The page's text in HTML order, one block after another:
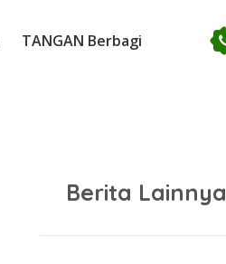
TANGAN Berbagi
Berita Lainnya